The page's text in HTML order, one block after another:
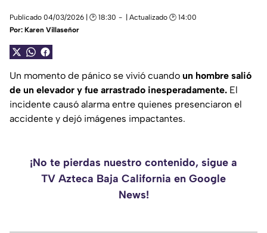
Publicado 04/03/2026 | 🕑 18:30
| Actualizado 🕑 14:00
Por: Karen Villaseñor
Un momento de pánico se vivió cuando un hombre salió
de un elevador y fue arrastrado inesperadamente. El
incidente causó alarma entre quienes presenciaron el
accidente y dejó imágenes impactantes.
¡No te pierdas nuestro contenido, sigue a
TV Azteca Baja California en Google
News!